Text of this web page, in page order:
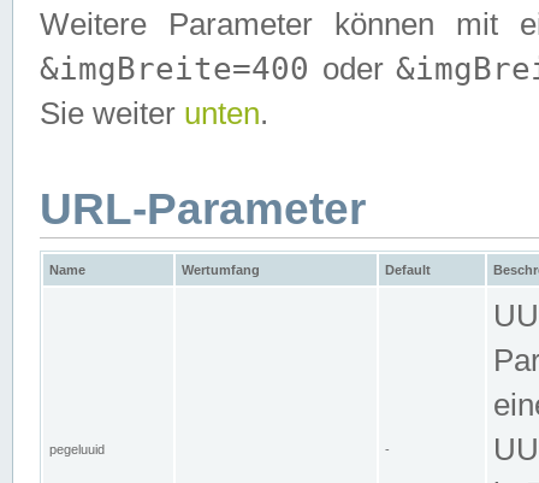
Weitere Parameter können mit
&imgBreite=400 oder
Sie weiter unten.
URL-Parameter
Name Wertumfang Default
pegeluuid -